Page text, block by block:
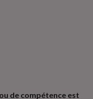
de compétence est